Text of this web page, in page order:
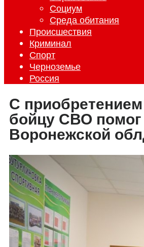
Социум
Среда обитания
Происшествия
Криминал
Спорт
Черноземье
Россия
С приобретением
бойцу СВО помог
Воронежской